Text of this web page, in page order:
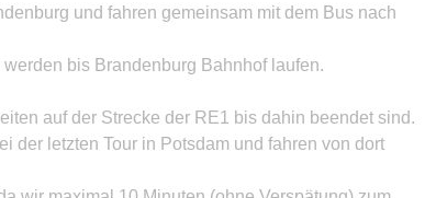
und fahren gemeinsam mit dem Bus nach
bis Brandenburg Bahnhof laufen.
auf der Strecke der RE1 bis dahin beendet sind.
der letzten Tour in Potsdam und fahren von dort